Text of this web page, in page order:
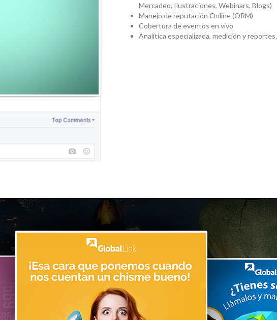
Mercadeo, Ilustraciones, Webinars, Blogs)
Manejo de reputación Online (ORM)
Cobertura de eventos en vivo
Analítica especializada, medición y reportes.